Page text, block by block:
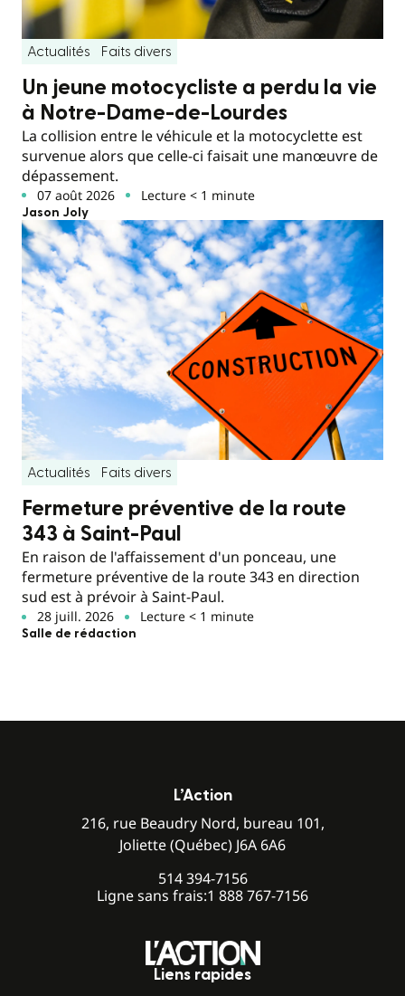
Actualités Faits divers
Un jeune motocycliste a perdu la vie
à Notre-Dame-de-Lourdes
La collision entre le véhicule et la motocyclette est
survenue alors que celle-ci faisait une manœuvre de
dépassement.
07 août 2026 Lecture < 1 minute
Jason Joly
Actualités Faits divers
Fermeture préventive de la route
343 à Saint-Paul
En raison de l'affaissement d'un ponceau, une
fermeture préventive de la route 343 en direction
sud est à prévoir à Saint-Paul.
28 juill. 2026 Lecture < 1 minute
Salle de rédaction
L’Action
216, rue Beaudry Nord, bureau 101,
Joliette (Québec) J6A 6A6
514 394-7156
Ligne sans frais:1 888 767-7156
Liens rapides